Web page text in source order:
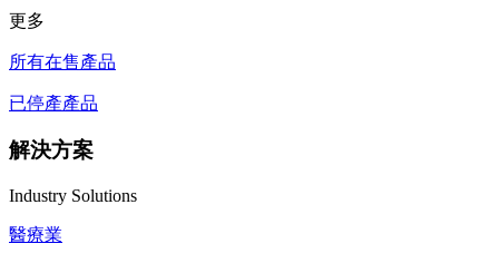
更多
所有在售產品
已停產產品
解決方案
Industry Solutions
醫療業